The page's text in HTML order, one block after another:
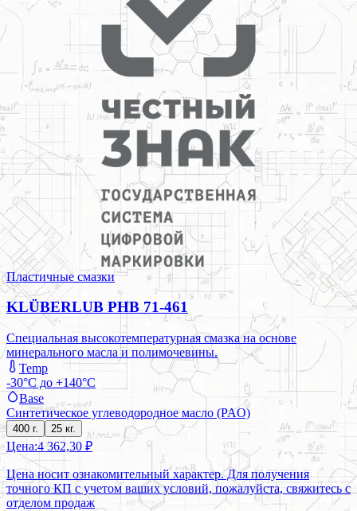
Пластичные смазки
KLÜBERLUB PHB 71-461
Специальная высокотемпературная смазка на основе
минерального масла и полимочевины.
Temp
-30°C до +140°C
Base
Синтетическое углеводородное масло (PAO)
400 г. 25 кг.
Цена:4 362,30 ₽
Цена носит ознакомительный характер. Для получения
точного КП с учетом ваших условий, пожалуйста, свяжитесь с
отделом продаж